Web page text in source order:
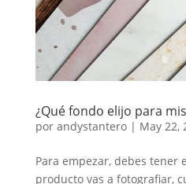
¿Qué fondo elijo para
por andystantero| May 22,
Para empezar, debes tener
producto vas a fotografiar,